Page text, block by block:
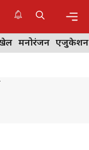
मनोरंजन एजुकेशन